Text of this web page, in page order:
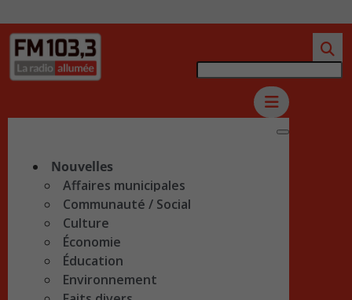
Nouvelles
Affaires municipales
Communauté / Social
Culture
Économie
Éducation
Environnement